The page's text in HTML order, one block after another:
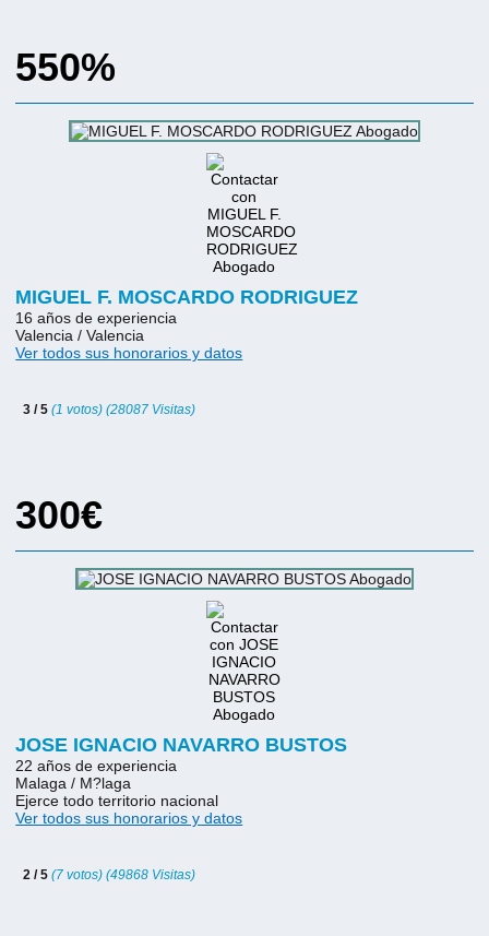
550%
MIGUEL F. MOSCARDO RODRIGUEZ
16 años de experiencia
Valencia / Valencia
Ver todos sus honorarios y datos
3 / 5(1 votos) (28087 Visitas)
300€
JOSE IGNACIO NAVARRO BUSTOS
22 años de experiencia
Malaga / M?laga
Ejerce todo territorio nacional
Ver todos sus honorarios y datos
2 / 5(7 votos) (49868 Visitas)